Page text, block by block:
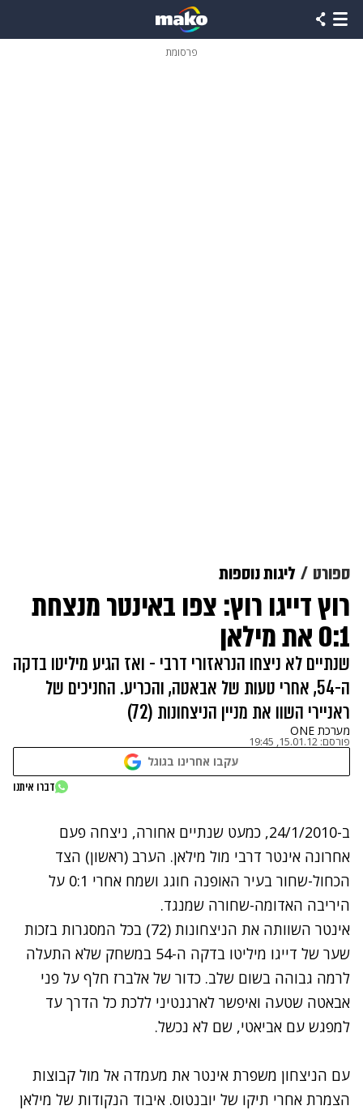
פרסומת
ספורט ליגות נוספות
רוץ דייגו רוץ: צפו באינטר מנצחת
0:1 את מילאן
שנתיים לא ניצחו הנראזורי דרבי - ואז הגיע מיליטו בדקה
ה-54, אחרי טעות של אבאטה, והכריע. החניכים של
ראניירי השוו את מניין הניצחונות (72)
מערכת ONE
פורסם: 15.01.12, 19:45
עקבו אחרינו בגוגל
דברו איתנו
נתקלנו בבעיה
נסה שוב
ב-24/1/2010, כמעט שנתיים אחורה, ניצחה פעם
אחרונה אינטר דרבי מול מילאן. הערב (ראשון) הצד
הכחול-שחור בעיר האופנה חוגג ושמח אחרי 0:1 על
היריבה האדומה-שחורה שמנגד.
אינטר השוותה את הניצחונות (72) בכל המסגרות בזכות
שער של דייגו מיליטו בדקה ה-54 במשחק שלא התעלה
לרמה גבוהה בשום שלב. כדור של אלברז חלף על פני
אבאטה שטעה ואיפשר לארגנטיני ללכת כל הדרך עד
למפגש עם אביאטי, שם לא נכשל.
עם הניצחון משפרת אינטר את מעמדה אל מול קבוצות
הצמרת אחרי תיקו של יובנטוס. איבוד הנקודות של מילאן